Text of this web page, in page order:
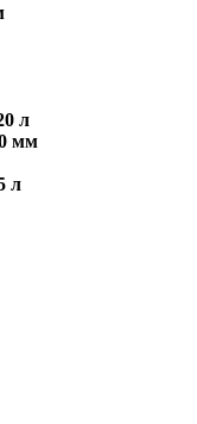
л
мм
л